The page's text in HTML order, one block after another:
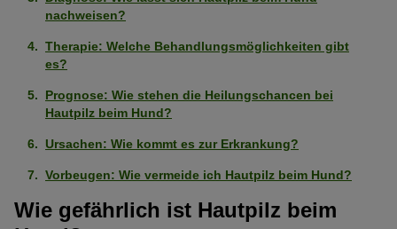
nachweisen?
Therapie: Welche Behandlungsmöglichkeiten gibt
es?
Prognose: Wie stehen die Heilungschancen bei
Hautpilz beim Hund?
Ursachen: Wie kommt es zur Erkrankung?
Vorbeugen: Wie vermeide ich Hautpilz beim Hund?
Wie gefährlich ist Hautpilz beim